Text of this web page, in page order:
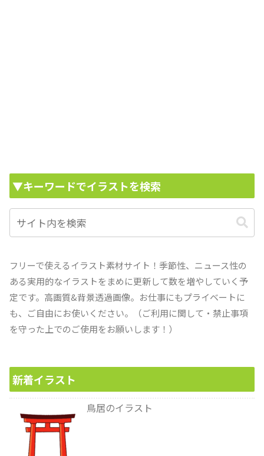
▼キーワードでイラストを検索
フリーで使えるイラスト素材サイト！季節性、ニュース性の
ある実用的なイラストをまめに更新して数を増やしていく予
定です。高画質&背景透過画像。お仕事にもプライベートに
も、ご自由にお使いください。（ご利用に関して・禁止事項
を守った上でのご使用をお願いします！）
新着イラスト
鳥居のイラスト